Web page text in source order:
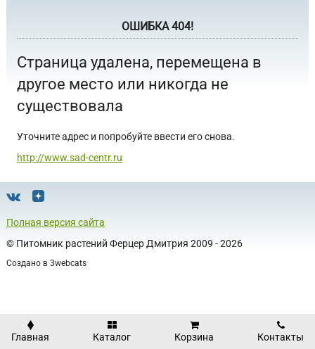
ОШИБКА 404!
Страница удалена, перемещена в
другое место или никогда не
существовала
Уточните адрес и попробуйте ввести его снова.
http://www.sad-centr.ru
Полная версия сайта
© Питомник растений Ферцер Дмитрия 2009 - 2026
Создано в 3webcats
Главная Каталог Корзина Контакты